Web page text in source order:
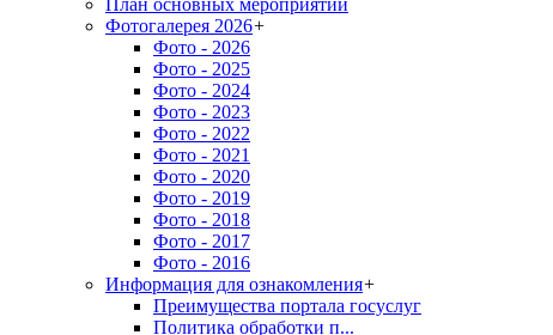
План основных мероприятий
Фотогалерея 2026+
Фото - 2026
Фото - 2025
Фото - 2024
Фото - 2023
Фото - 2022
Фото - 2021
Фото - 2020
Фото - 2019
Фото - 2018
Фото - 2017
Фото - 2016
Информация для ознакомления+
Преимущества портала госуслуг
Политика обработки п...